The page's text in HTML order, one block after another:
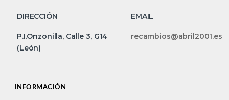
DIRECCIÓN EMAIL
P.I.Onzonilla, Calle 3, G14
(León)
recambios@abril2001.es
INFORMACIÓN